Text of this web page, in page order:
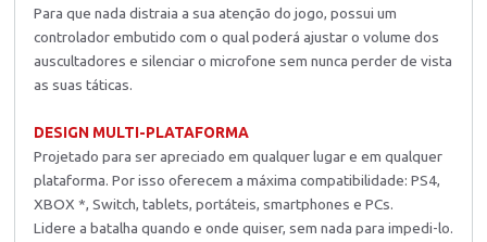
Para que nada distraia a sua atenção do jogo, possui um
controlador embutido com o qual poderá ajustar o volume dos
auscultadores e silenciar o microfone sem nunca perder de vista
as suas táticas.
DESIGN MULTI-PLATAFORMA
Projetado para ser apreciado em qualquer lugar e em qualquer
plataforma. Por isso oferecem a máxima compatibilidade: PS4,
XBOX *, Switch, tablets, portáteis, smartphones e PCs.
Lidere a batalha quando e onde quiser, sem nada para impedi-lo.